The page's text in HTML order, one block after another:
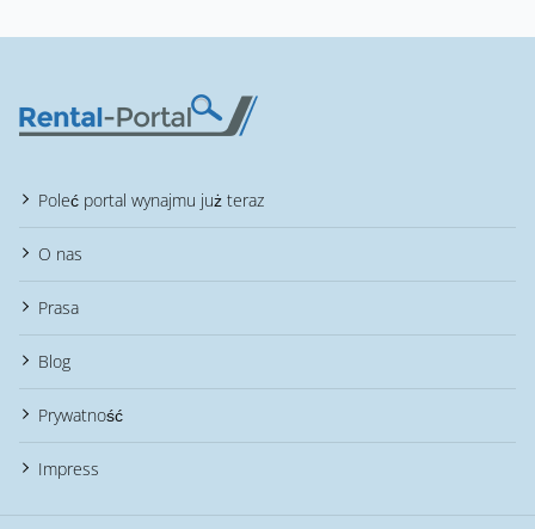
Poleć portal wynajmu już teraz
O nas
Prasa
Blog
Prywatność
Impress